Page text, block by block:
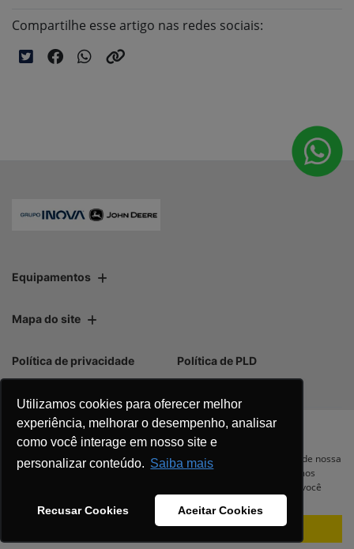
Utilizamos cookies para oferecer melhor
experiência, melhorar o desempenho, analisar
como você interage em nosso site e
personalizar conteúdo. Saiba mais
Recusar Cookies Aceitar Cookies
Compartilhe esse artigo nas redes sociais:
Equipamentos
Mapa do site
Política de privacidade Política de PLD
No trânsito, enxergar o outro salva
Para otimizar sua experiência durante a navegação, fazemos uso de nossa
política de cookies e para proteger seus dados pessoais respeitamos
. Ao seguir com a navegação e visita você
Recusar